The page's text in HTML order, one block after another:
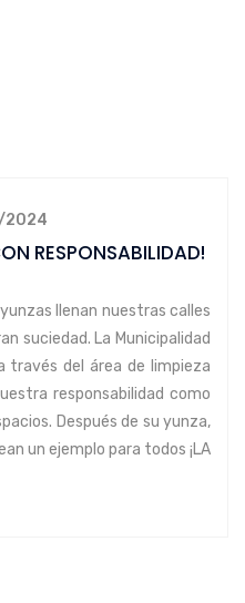
2024
RESPONSABILIDAD!
llenan nuestras calles
suciedad. La Municipalidad
través del área de limpieza
responsabilidad como
Después de su yunza,
un ejemplo para todos ¡LA